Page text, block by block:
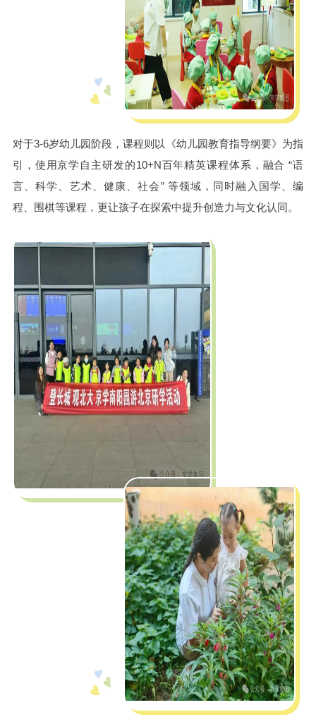
对于3-6岁幼儿园阶段，课程则以《幼儿园教育指导纲要》为指
引，使用京学自主研发的10+N百年精英课程体系，融合 “语
言、科学、艺术、健康、社会” 等领域，同时融入国学、编
程、围棋等课程，更让孩子在探索中提升创造力与文化认同。